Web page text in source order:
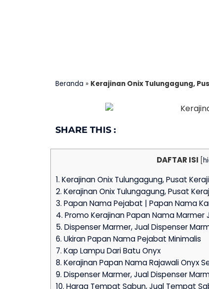
Beranda » Kerajinan Onix Tulungagung,
SHARE THIS :
DAFTAR ISI [
1. Kerajinan Onix Tulungagung, Pusat
2. Kerajinan Onix Tulungagung, Pusat
3. Papan Nama Pejabat | Papan Nama
4. Promo Kerajinan Papan Nama
5. Dispenser Marmer, Jual Dispenser
6. Ukiran Papan Nama Pejabat Minimalis
7. Kap Lampu Dari Batu Onyx
8. Kerajinan Papan Nama Rajawali Onyx
9. Dispenser Marmer, Jual Dispenser
10. Harga Tempat Sabun, Jual Tempat